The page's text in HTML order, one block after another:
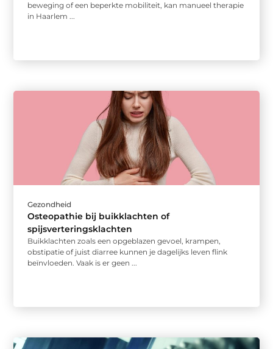
beweging of een beperkte mobiliteit, kan manueel therapie
in Haarlem ...
Gezondheid
Osteopathie bij buikklachten of
spijsverteringsklachten
Buikklachten zoals een opgeblazen gevoel, krampen,
obstipatie of juist diarree kunnen je dagelijks leven flink
beïnvloeden. Vaak is er geen ...